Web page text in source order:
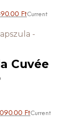
FtCurrent
Cuvée
FtCurrent